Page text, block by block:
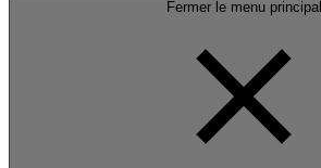
Fermer le menu principal